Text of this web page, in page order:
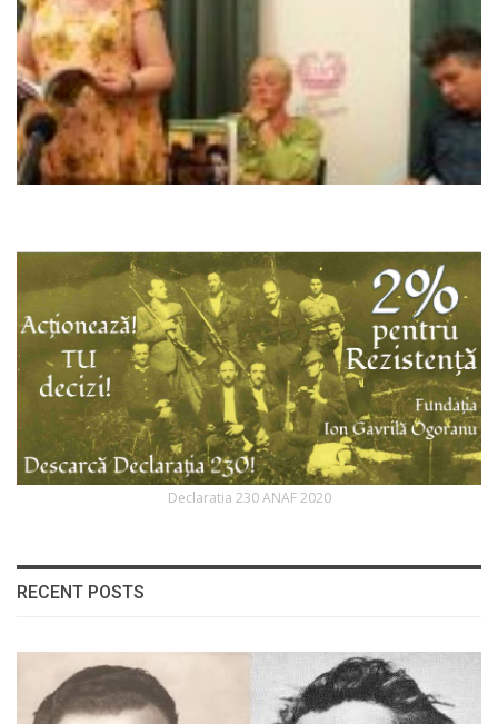
Declaratia 230 ANAF 2020
RECENT POSTS